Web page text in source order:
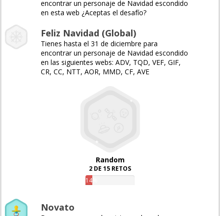
encontrar un personaje de Navidad escondido
en esta web ¿Aceptas el desafío?
Feliz Navidad (Global)
Tienes hasta el 31 de diciembre para
encontrar un personaje de Navidad escondido
en las siguientes webs: ADV, TQD, VEF, GIF,
CR, CC, NTT, AOR, MMD, CF, AVE
Random
2 DE 15 RETOS
14%
Novato